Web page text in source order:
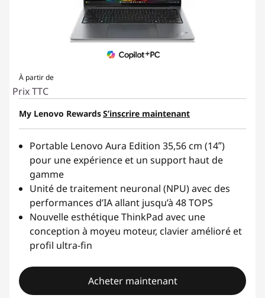
À partir de
Prix TTC
My Lenovo RewardsS’inscrire maintenant
Portable Lenovo Aura Edition 35,56 cm (14ʺ)
pour une expérience et un support haut de
gamme
Unité de traitement neuronal (NPU) avec des
performances d’IA allant jusqu’à 48 TOPS
Nouvelle esthétique ThinkPad avec une
conception à moyeu moteur, clavier amélioré et
profil ultra-fin
Acheter maintenant